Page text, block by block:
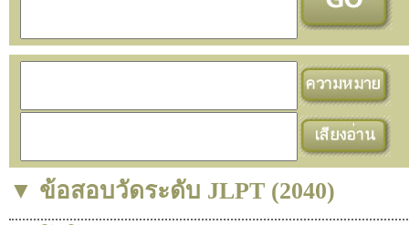
▼ ข้อสอบวัดระดับ JLPT (2040)